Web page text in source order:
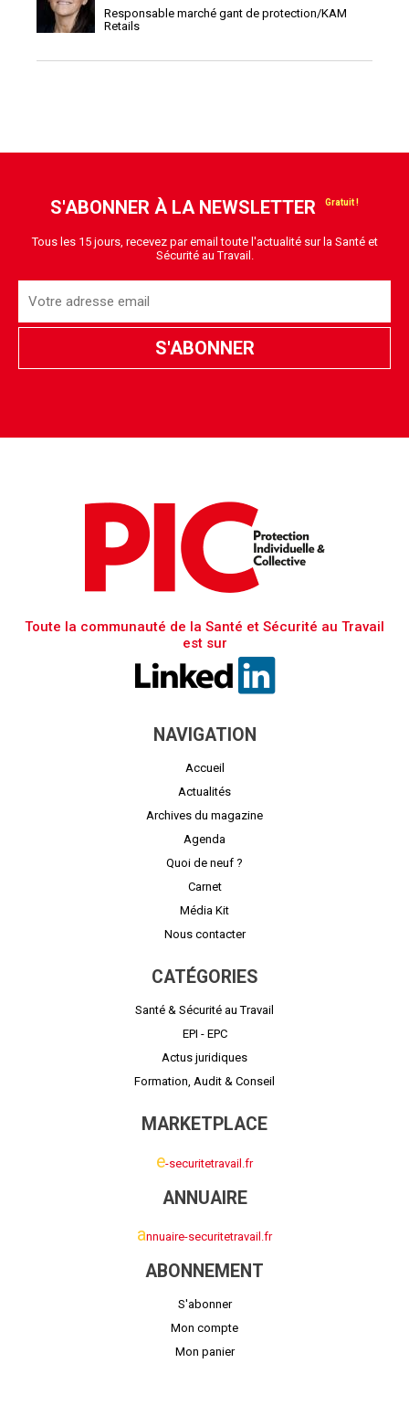
Responsable marché gant de protection/KAM
Retails
S'ABONNER À LA NEWSLETTER
Tous les 15 jours, recevez par email toute l'actualité sur la Santé et
Sécurité au Travail.
Toute la communauté de la Santé et Sécurité au Travail
est sur
NAVIGATION
Accueil
Actualités
Archives du magazine
Agenda
Quoi de neuf ?
Carnet
Média Kit
Nous contacter
CATÉGORIES
Santé & Sécurité au Travail
EPI - EPC
Actus juridiques
Formation, Audit & Conseil
MARKETPLACE
e-securitetravail.fr
ANNUAIRE
annuaire-securitetravail.fr
ABONNEMENT
S'abonner
Mon compte
Mon panier